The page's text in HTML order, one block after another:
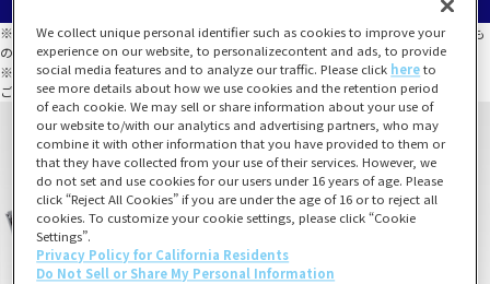
※選べない等賞は、同一のくじ箱において必ずしも全種類が揃うことを保証するも
のではありません。
※全種類数以上の数量が当たった場合でも、全種類が揃わないこともございます。
ご了承のうえお買い求めください。
We collect unique personal identifier such as cookies to improve your
experience on our website, to personalizecontent and ads, to provide
social media features and to analyze our traffic. Please click hereto
see more details about how we use cookies and the retention period
of each cookie. We may sell or share information about your use of
our website to/with our analytics and advertising partners, who may
combine it with other information that you have provided to them or
that they have collected from your use of their services. However, we
do not set and use cookies for our users under 16 years of age. Please
click “Reject All Cookies” if you are under the age of 16 or to reject all
cookies. To customize your cookie settings, please click “Cookie
Settings”.
Privacy Policy for California Residents
Do Not Sell or Share My Personal Information